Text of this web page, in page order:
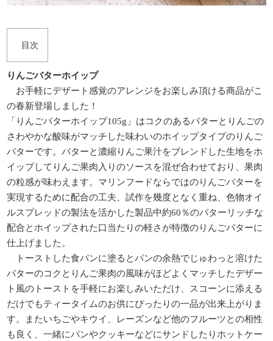
りんごバターホイップ
お手軽にデザート感覚のアレンジをお楽しみ頂ける商品がこ
の春新登場しました！
「りんごバターホイップ105g」はコクのあるバターとりんごの
さわやかな酸味がマッチした味わいのホイップタイプのりんご
バターです。バターと濃縮りんご果汁をブレンドした生地をホ
イップしてりんご果肉入りのソースを混ぜ合わせており、果肉
の粒感が味わえます。マリンフードならではのりんごバターを
実現するために配合の工夫、試作を幾度となく重ね、色物オイ
ルスプレッドの製法を活かした製品中約60％のバターリッチな
配合とホイップされた口当たりの軽さが特徴のりんごバターに
仕上げました。
トーストした食パンに塗るとパンの余熱でじゅわっと溶けた
バターのコクとりんご果肉の風味がほどよくマッチしたデザー
ト風のトーストを手軽にお楽しみいただけ、スコーンに添える
だけでもティータイムのお供にぴったりの一品が出来上がりま
す。またいちごやキウイ、レーズンなど他のフルーツとの相性
も良く、一緒にパンやクッキーなどにサンドしたりホットケー